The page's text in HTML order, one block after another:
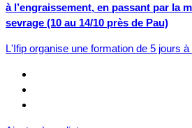
à l’engraissement, en passant par la
sevrage (10 au 14/10 près de Pau)
L'Ifip organise une formation de 5 jours